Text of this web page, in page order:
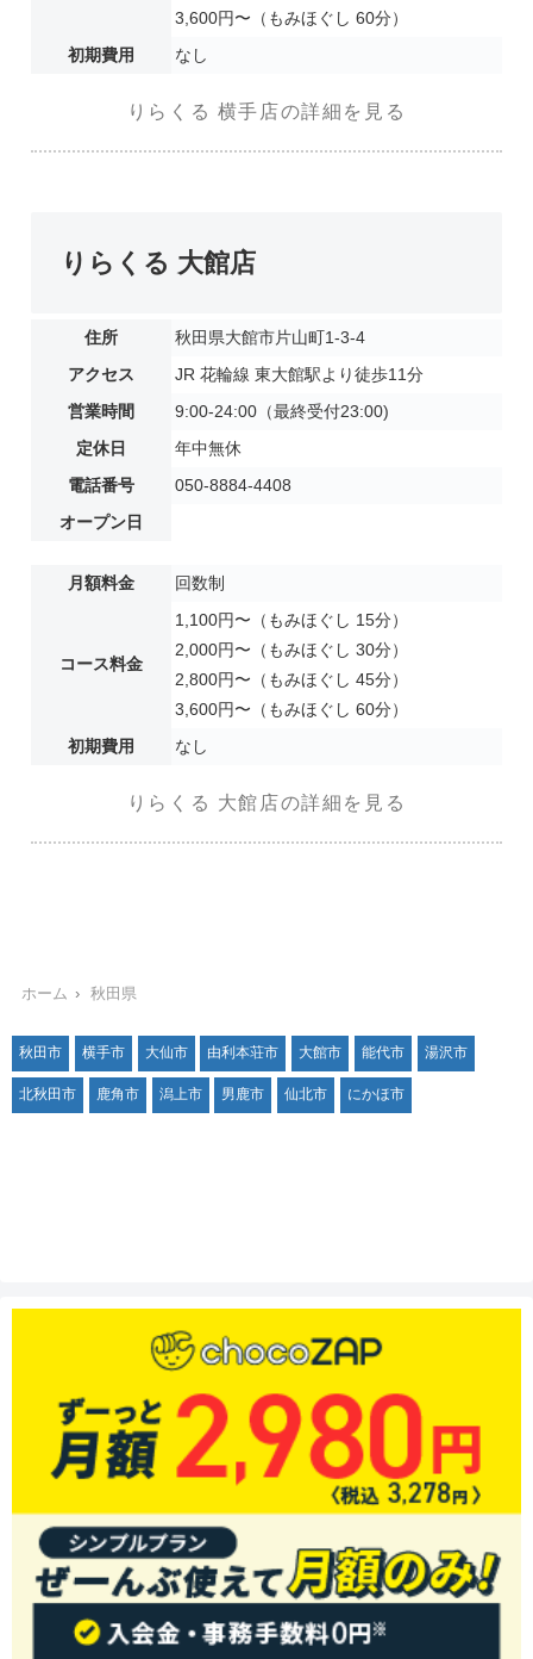
3,600円〜（もみほぐし 60分）
初期費用
なし
りらくる 横手店の詳細を見る
りらくる 大館店
住所
秋田県大館市片山町1-3-4
アクセス
JR 花輪線 東大館駅より徒歩11分
営業時間
9:00-24:00（最終受付23:00)
定休日
年中無休
電話番号
050-8884-4408
オープン日
月額料金 回数制
コース料金
1,100円〜（もみほぐし 15分）
2,000円〜（もみほぐし 30分）
2,800円〜（もみほぐし 45分）
3,600円〜（もみほぐし 60分）
初期費用
なし
りらくる 大館店の詳細を見る
ホーム 秋田県
秋田市 横手市 大仙市 由利本荘市 大館市 能代市 湯沢市
北秋田市 鹿角市 潟上市 男鹿市 仙北市 にかほ市